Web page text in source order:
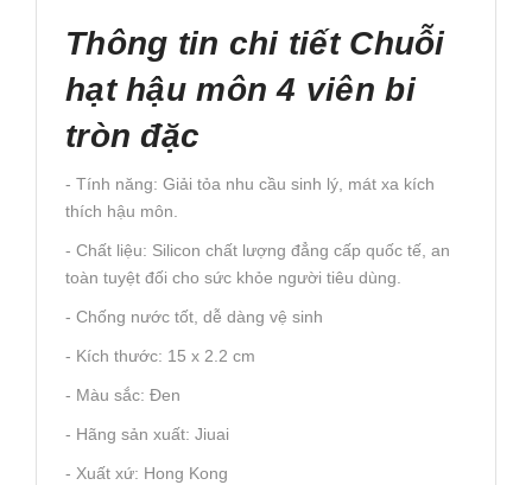
Thông tin chi tiết Chuỗi
hạt hậu môn 4 viên bi
tròn đặc
- Tính năng: Giải tỏa nhu cầu sinh lý, mát xa kích
thích hậu môn.
- Chất liệu: Silicon chất lượng đẳng cấp quốc tế, an
toàn tuyệt đối cho sức khỏe người tiêu dùng.
- Chống nước tốt, dễ dàng vệ sinh
- Kích thước: 15 x 2.2 cm
- Màu sắc: Đen
- Hãng sản xuất: Jiuai
- Xuất xứ: Hong Kong